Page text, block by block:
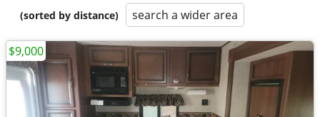
(sorted by distance)
search a wider area
$9,000